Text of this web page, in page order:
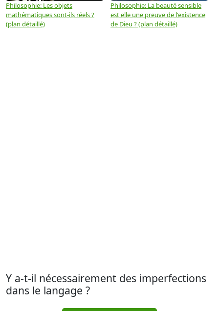
Philosophie: Les objets
mathématiques sont-ils réels ?
(plan détaillé)
Philosophie: La beauté sensible
est elle une preuve de l'existence
de Dieu ? (plan détaillé)
Y a-t-il nécessairement des imperfections
dans le langage ?